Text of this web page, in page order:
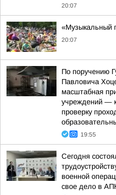
20:07
«Музыкальный
20:07
По поручению
Павловича
масштабная
учреждений —
проверку
19:55
Сегодня
военной
свое дело в